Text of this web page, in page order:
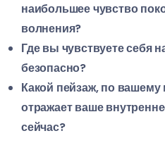
наибольшее чувство
волнения?
Где вы чувствуете себя
безопасно?
Какой пейзаж, по
отражает ваше
сейчас?